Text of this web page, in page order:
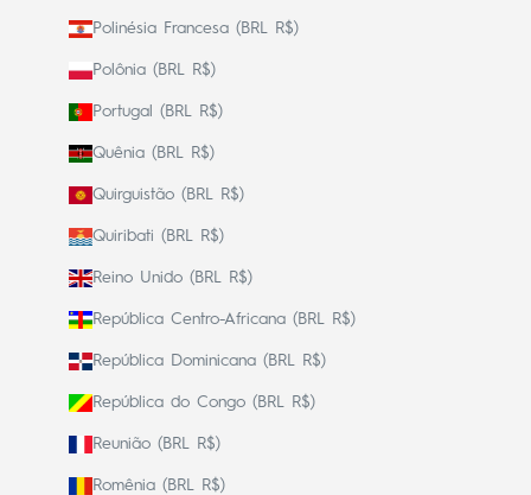
Polinésia Francesa (BRL R$)
Polônia (BRL R$)
Portugal (BRL R$)
Quênia (BRL R$)
Quirguistão (BRL R$)
Quiribati (BRL R$)
Reino Unido (BRL R$)
República Centro-Africana (BRL R$)
República Dominicana (BRL R$)
República do Congo (BRL R$)
Reunião (BRL R$)
Romênia (BRL R$)